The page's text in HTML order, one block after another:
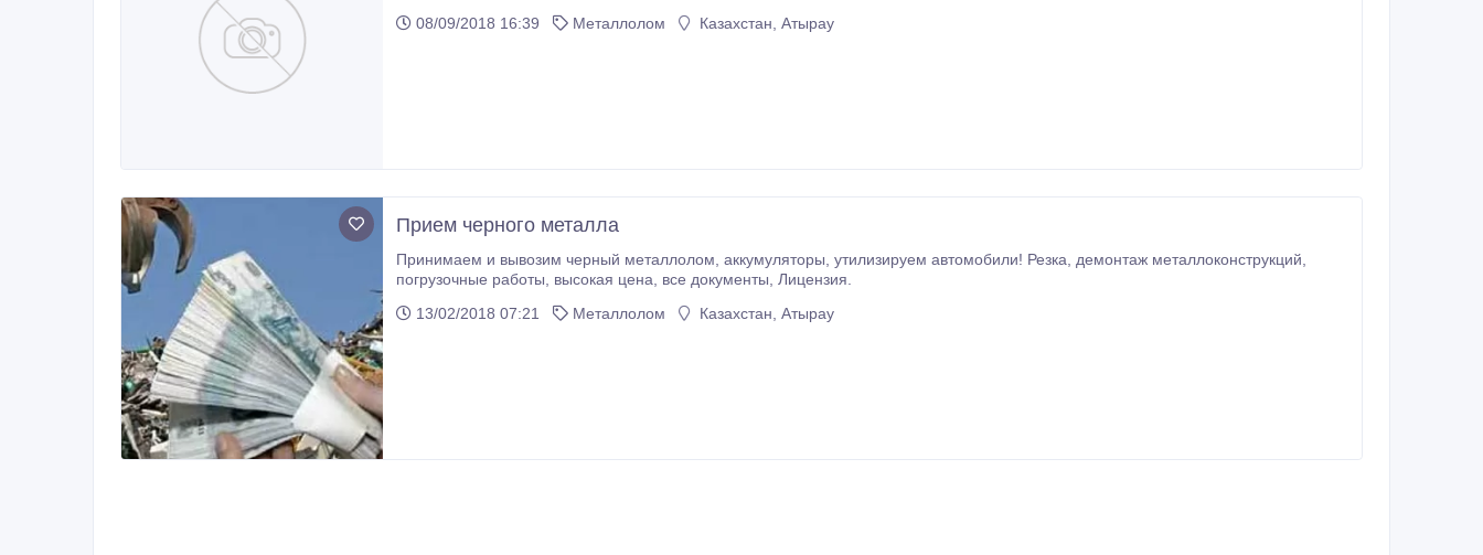
08/09/2018 16:39
Металлолом Казахстан, Атырау
Прием черного металла
Принимаем и вывозим черный металлолом, аккумуляторы, утилизируем автомобили! Резка, демонтаж металлоконструкций,
погрузочные работы, высокая цена, все документы, Лицензия.
13/02/2018 07:21
Металлолом Казахстан, Атырау